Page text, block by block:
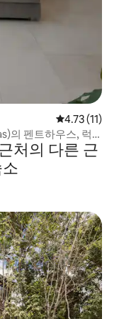
평점 4.73점
4.73 (11)
의 펜트하우스, 럭
처의 다른 근